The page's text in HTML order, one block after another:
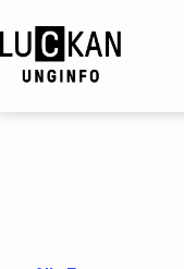
till
innehåll